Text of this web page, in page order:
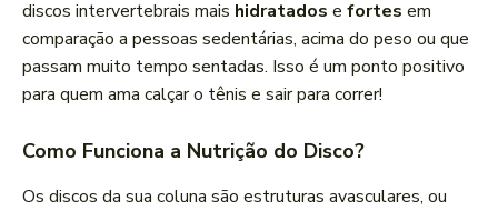
discos intervertebrais mais hidratados e fortes em
comparação a pessoas sedentárias, acima do peso ou que
passam muito tempo sentadas. Isso é um ponto positivo
para quem ama calçar o tênis e sair para correr!
Como Funciona a Nutrição do Disco?
Os discos da sua coluna são estruturas avasculares, ou